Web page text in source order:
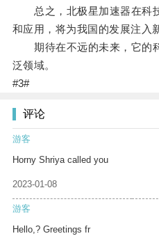
总之，北极星加速器在科
和应用，将为我国的发展注入
期待在不远的未来，它的
泛领域。
#3#
评论
游客
Horny Shriya called you
2023-01-08
游客
Hello,? Greetings fr